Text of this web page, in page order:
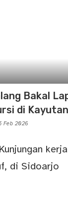
Bakal
di
Feb 2026